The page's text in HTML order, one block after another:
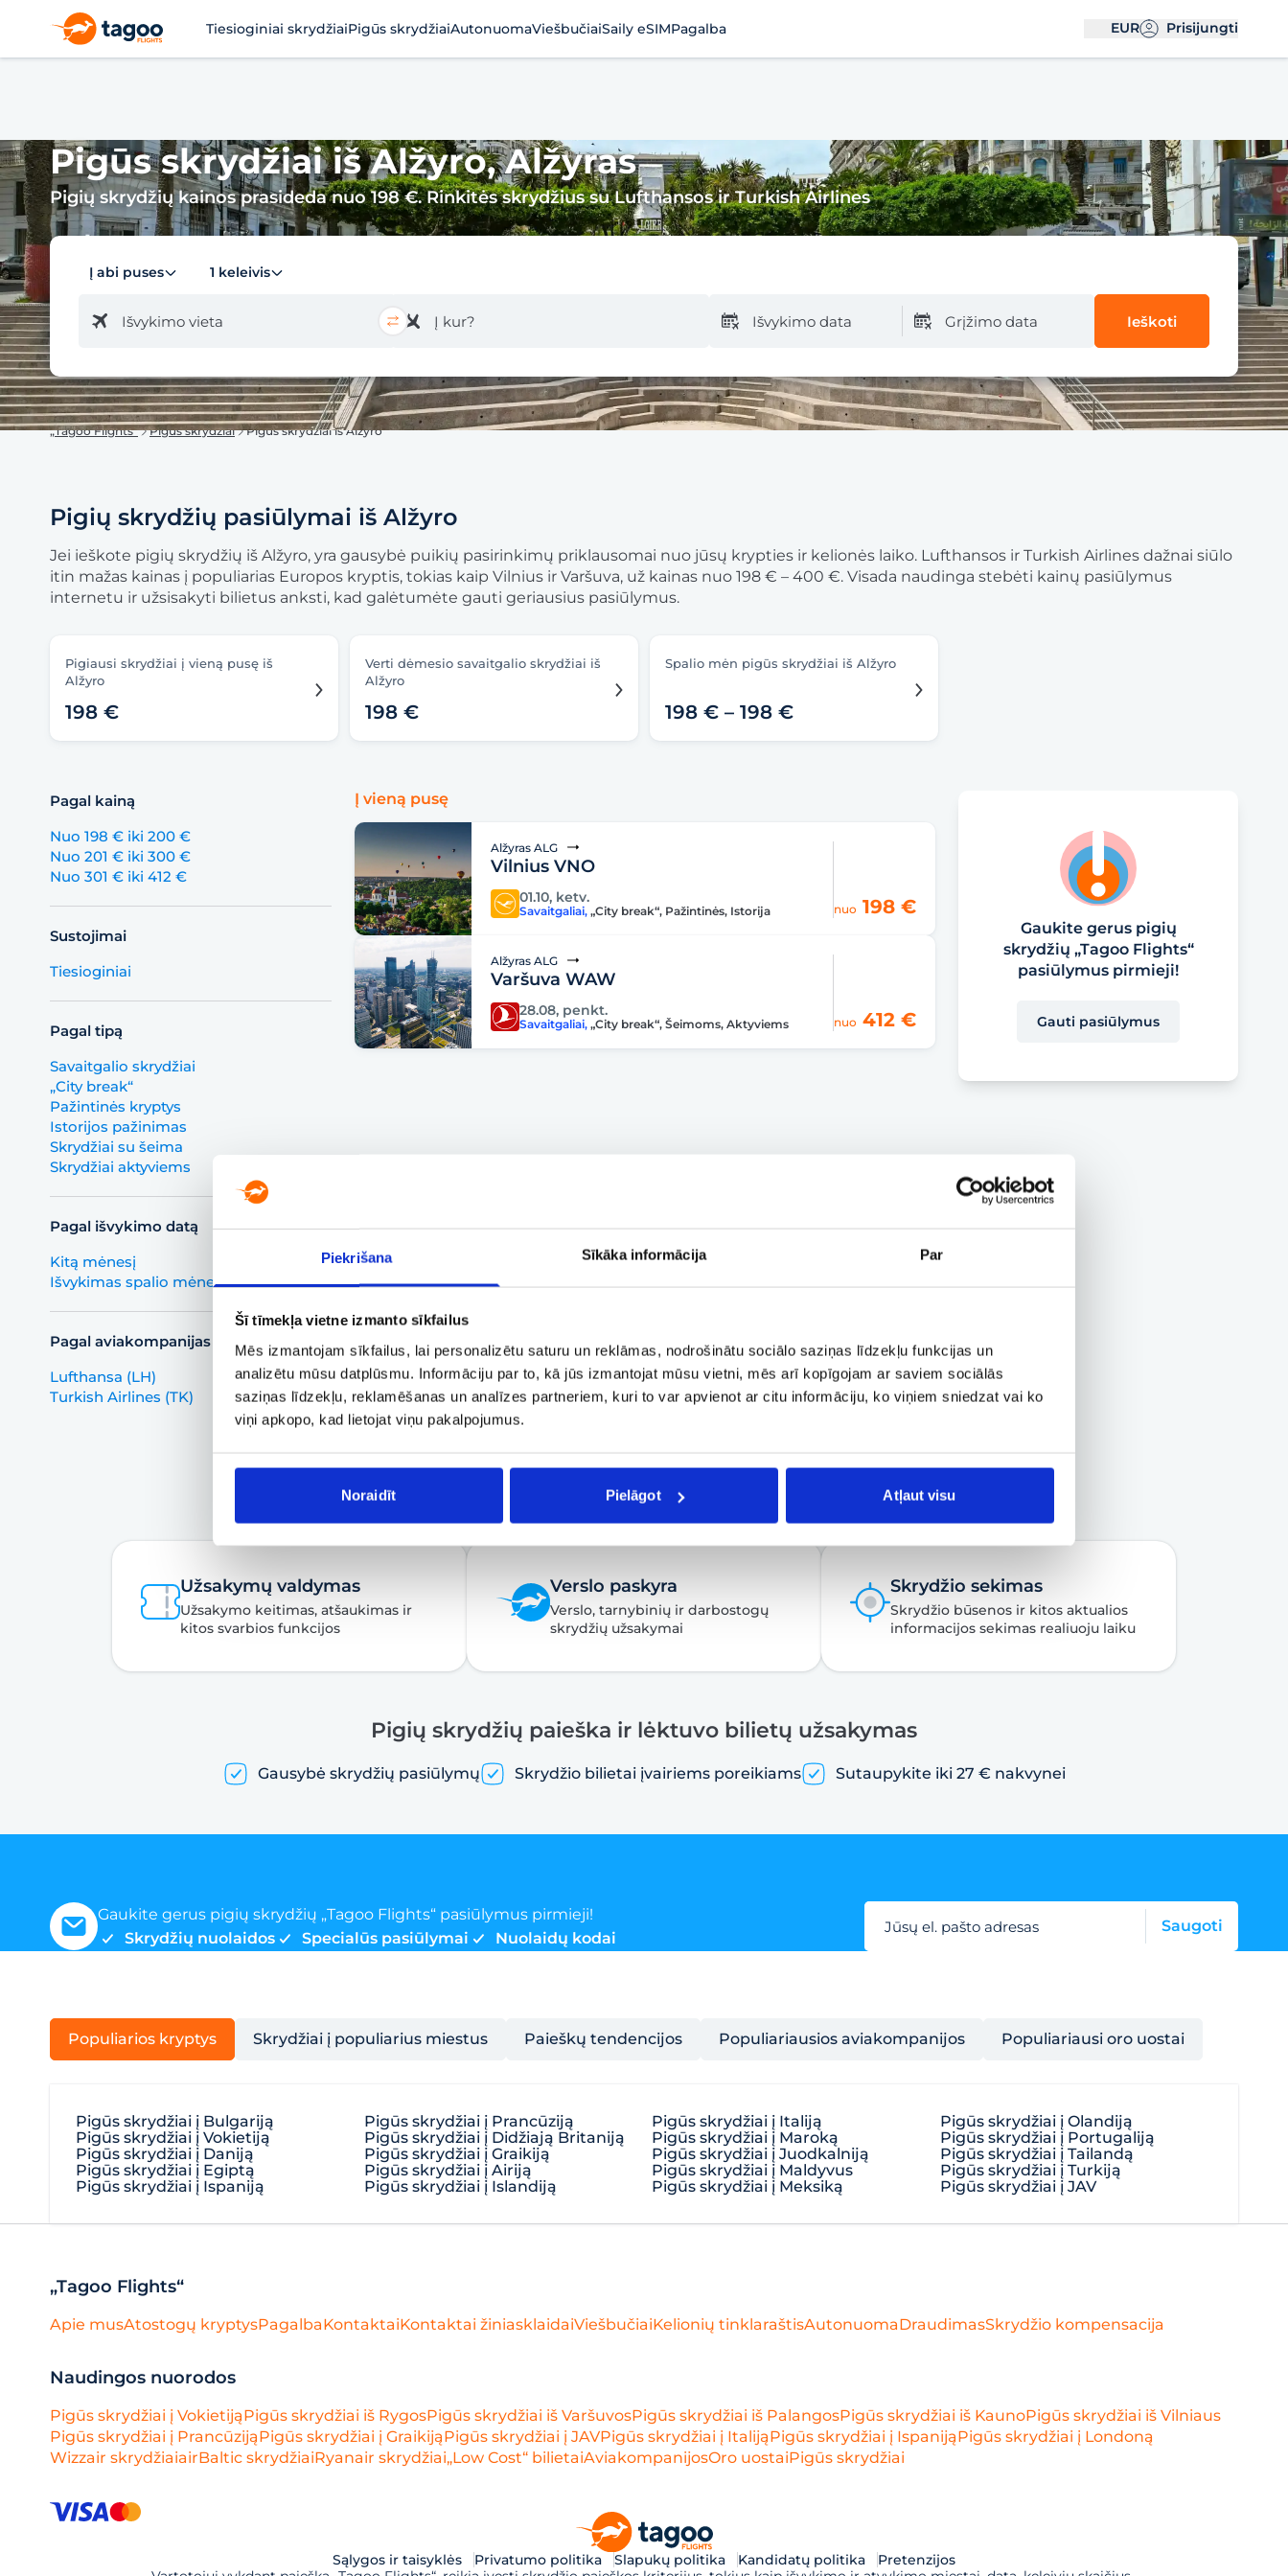
Piekrišana Sīkāka informācija Par
Šī tīmekļa vietne izmanto sīkfailus
Mēs izmantojam sīkfailus, lai personalizētu saturu un reklāmas, nodrošinātu sociālo saziņas līdzekļu funkcijas un
analizētu mūsu datplūsmu. Informāciju par to, kā jūs izmantojat mūsu vietni, mēs arī kopīgojam ar saviem sociālās
saziņas līdzekļu, reklamēšanas un analīzes partneriem, kuri to var apvienot ar citu informāciju, ko viņiem sniedzat vai ko
viņi apkopo, kad lietojat viņu pakalpojumus.
Noraidīt Pielāgot Atļaut visu
Tiesioginiai skrydžiaiPigūs skrydžiaiAutonuomaViešbučiaiSaily eSIMPagalba EUR Prisijungti
Pigūs skrydžiai iš Alžyro, Alžyras
Pigių skrydžių kainos prasideda nuo 198 €. Rinkitės skrydžius su Lufthansos ir Turkish Airlines
Į abi puses 1 keleivis
Išvykimo vieta Į kur? Išvykimo data Grįžimo data Ieškoti
„Tagoo Flights“ Pigūs skrydžiai Pigūs skrydžiai iš Alžyro
Pigių skrydžių pasiūlymai iš Alžyro
Jei ieškote pigių skrydžių iš Alžyro, yra gausybė puikių pasirinkimų priklausomai nuo jūsų krypties ir kelionės laiko. Lufthansos ir Turkish Airlines dažnai siūlo
itin mažas kainas į populiarias Europos kryptis, tokias kaip Vilnius ir Varšuva, už kainas nuo 198 € – 400 €. Visada naudinga stebėti kainų pasiūlymus
internetu ir užsisakyti bilietus anksti, kad galėtumėte gauti geriausius pasiūlymus.
Pigiausi skrydžiai į vieną pusę iš
Alžyro
198 €
Verti dėmesio savaitgalio skrydžiai iš
Alžyro
198 €
Spalio mėn pigūs skrydžiai iš Alžyro
198 € – 198 €
Pagal kainą
Nuo 198 € iki 200 €
Nuo 201 € iki 300 €
Nuo 301 € iki 412 €
Sustojimai
Tiesioginiai
Pagal tipą
Savaitgalio skrydžiai
„City break“
Pažintinės kryptys
Istorijos pažinimas
Skrydžiai su šeima
Skrydžiai aktyviems
Pagal išvykimo datą
Kitą mėnesį
Išvykimas spalio mėnesį
Pagal aviakompanijas
Lufthansa (LH)
Turkish Airlines (TK)
Į vieną pusę
Alžyras ALG
Vilnius VNO
01.10, ketv.
Savaitgaliai, „City break“, Pažintinės, Istorija nuo 198 €
Alžyras ALG
Varšuva WAW
28.08, penkt.
Savaitgaliai, „City break“, Šeimoms, Aktyviems nuo 412 €
Gaukite gerus pigių
skrydžių „Tagoo Flights“
pasiūlymus pirmieji!
Gauti pasiūlymus
Užsakymų valdymas
Užsakymo keitimas, atšaukimas ir
kitos svarbios funkcijos
Verslo paskyra
Verslo, tarnybinių ir darbostogų
skrydžių užsakymai
Skrydžio sekimas
Skrydžio būsenos ir kitos aktualios
informacijos sekimas realiuoju laiku
Pigių skrydžių paieška ir lėktuvo bilietų užsakymas
Gausybė skrydžių pasiūlymų Skrydžio bilietai įvairiems poreikiams Sutaupykite iki 27 € nakvynei
Gaukite gerus pigių skrydžių „Tagoo Flights“ pasiūlymus pirmieji!
Skrydžių nuolaidos
Specialūs pasiūlymai Nuolaidų kodai
Jūsų el. pašto adresas Saugoti
Populiarios kryptys Skrydžiai į populiarius miestus Paieškų tendencijos Populiariausios aviakompanijos Populiariausi oro uostai
Pigūs skrydžiai į Bulgariją
Pigūs skrydžiai į Vokietiją
Pigūs skrydžiai į Daniją
Pigūs skrydžiai į Egiptą
Pigūs skrydžiai į Ispaniją
Pigūs skrydžiai į Prancūziją
Pigūs skrydžiai į Didžiają Britaniją
Pigūs skrydžiai į Graikiją
Pigūs skrydžiai į Airiją
Pigūs skrydžiai į Islandiją
Pigūs skrydžiai į Italiją
Pigūs skrydžiai į Maroką
Pigūs skrydžiai į Juodkalniją
Pigūs skrydžiai į Maldyvus
Pigūs skrydžiai į Meksiką
Pigūs skrydžiai į Olandiją
Pigūs skrydžiai į Portugaliją
Pigūs skrydžiai į Tailandą
Pigūs skrydžiai į Turkiją
Pigūs skrydžiai į JAV
„Tagoo Flights“
Apie musAtostogų kryptysPagalbaKontaktaiKontaktai žiniasklaidaiViešbučiaiKelionių tinklaraštisAutonuomaDraudimasSkrydžio kompensacija
Naudingos nuorodos
Pigūs skrydžiai į VokietijąPigūs skrydžiai iš RygosPigūs skrydžiai iš VaršuvosPigūs skrydžiai iš PalangosPigūs skrydžiai iš KaunoPigūs skrydžiai iš Vilniaus
Pigūs skrydžiai į PrancūzijąPigūs skrydžiai į GraikijąPigūs skrydžiai į JAVPigūs skrydžiai į ItalijąPigūs skrydžiai į IspanijąPigūs skrydžiai į Londoną
Wizzair skrydžiaiairBaltic skrydžiaiRyanair skrydžiai„Low Cost“ bilietaiAviakompanijosOro uostaiPigūs skrydžiai
Sąlygos ir taisyklės Privatumo politika Slapukų politika Kandidatų politika
Pretenzijos